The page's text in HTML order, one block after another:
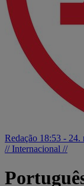
Redação 18:53 - 24.
// Internacional //